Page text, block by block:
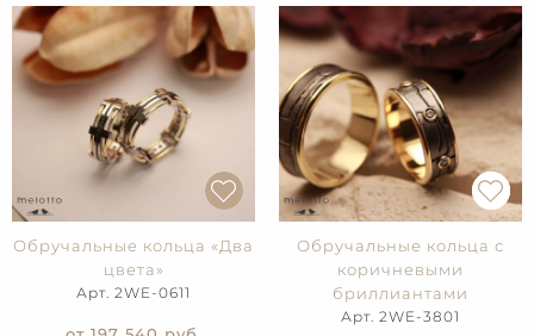
Обручальные кольца «Два
цвета»
Арт. 2WE-0611
Обручальные кольца с
коричневыми
бриллиантами
Арт. 2WE-3801